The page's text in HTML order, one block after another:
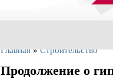
Главная»Строительство
Продолжение о